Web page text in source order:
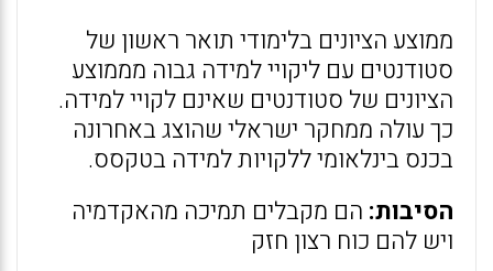
p
k
ממוצע הציונים בלימודי תואר ראשון של
סטודנטים עם ליקויי למידה גבוה מממוצע
הציונים של סטודנטים שאינם לקויי למידה.
כך עולה ממחקר ישראלי שהוצג באחרונה
בכנס בינלאומי ללקויות למידה בטקסס.
הסיבות: הם מקבלים תמיכה מהאקדמיה
ויש להם כוח רצון חזק